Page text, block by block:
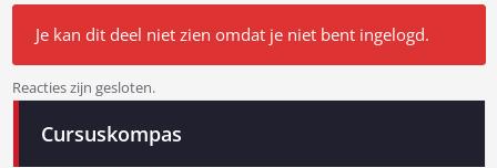
Je kan dit deel niet zien omdat je niet bent ingelogd.
Bericht
navigatie
Reacties zijn gesloten.
Cursuskompas